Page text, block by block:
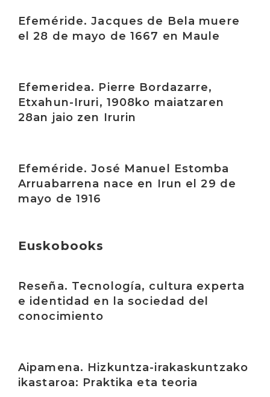
Efeméride. Jacques de Bela muere
el 28 de mayo de 1667 en Maule
Efemeridea. Pierre Bordazarre,
Etxahun-Iruri, 1908ko maiatzaren
28an jaio zen Irurin
Efeméride. José Manuel Estomba
Arruabarrena nace en Irun el 29 de
mayo de 1916
Euskobooks
Reseña. Tecnología, cultura experta
e identidad en la sociedad del
conocimiento
Aipamena. Hizkuntza-irakaskuntzako
ikastaroa: Praktika eta teoria